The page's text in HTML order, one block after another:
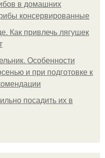
в домашних
консервированные
Как привлечь лягушек
Особенности
и при подготовке к
посадить их в